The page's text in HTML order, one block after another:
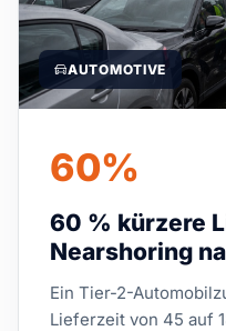
AUTOMOTIVE
60%
60 % kürzere
Nearshoring
Ein Tier-2-
Lieferzeit von 45 auf